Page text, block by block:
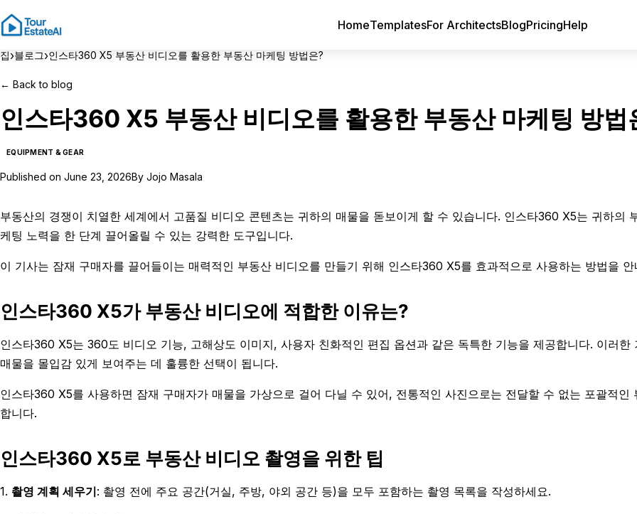
HomeTemplatesFor ArchitectsBlogPricingHelp
집›블로그›인스타360 X5 부동산 비디오를 활용한 부동산 마케팅 방법은?
← Back to blog
인스타360 X5 부동산 비디오를 활용한 부동산 마케팅 방법
EQUIPMENT & GEAR
Published on June 23, 2026By Jojo Masala
부동산의 경쟁이 치열한 세계에서 고품질 비디오 콘텐츠는 귀하의 매물을 돋보이게 할 수 있습니다. 인스타360 X5는 귀하의
케팅 노력을 한 단계 끌어올릴 수 있는 강력한 도구입니다.
이 기사는 잠재 구매자를 끌어들이는 매력적인 부동산 비디오를 만들기 위해 인스타360 X5를 효과적으로 사용하는 방법을 안
인스타360 X5가 부동산 비디오에 적합한 이유는?
인스타360 X5는 360도 비디오 기능, 고해상도 이미지, 사용자 친화적인 편집 옵션과 같은 독특한 기능을 제공합니다. 이러한
매물을 몰입감 있게 보여주는 데 훌륭한 선택이 됩니다.
인스타360 X5를 사용하면 잠재 구매자가 매물을 가상으로 걸어 다닐 수 있어, 전통적인 사진으로는 전달할 수 없는 포괄적인
합니다.
인스타360 X5로 부동산 비디오 촬영을 위한 팁
1. 촬영 계획 세우기: 촬영 전에 주요 공간(거실, 주방, 야외 공간 등)을 모두 포함하는 촬영 목록을 작성하세요.